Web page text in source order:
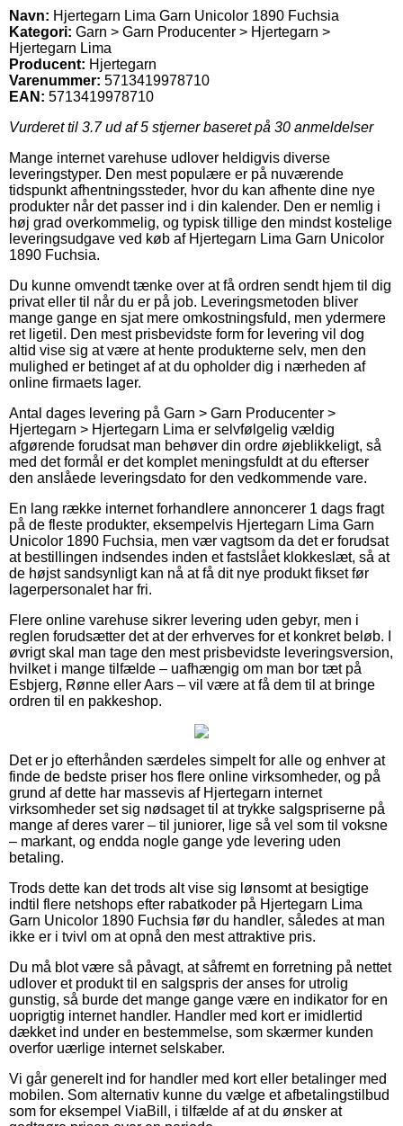
Navn: Hjertegarn Lima Garn Unicolor 1890 Fuchsia
Kategori: Garn > Garn Producenter > Hjertegarn >
Hjertegarn Lima
Producent: Hjertegarn
Varenummer: 5713419978710
EAN: 5713419978710
Vurderet til 3.7ud af 5 stjerner baseret på 30 anmeldelser
Mange internet varehuse udlover heldigvis diverse
leveringstyper. Den mest populære er på nuværende
tidspunkt afhentningssteder, hvor du kan afhente dine nye
produkter når det passer ind i din kalender. Den er nemlig i
høj grad overkommelig, og typisk tillige den mindst kostelige
leveringsudgave ved køb af Hjertegarn Lima Garn Unicolor
1890 Fuchsia.
Du kunne omvendt tænke over at få ordren sendt hjem til dig
privat eller til når du er på job. Leveringsmetoden bliver
mange gange en sjat mere omkostningsfuld, men ydermere
ret ligetil. Den mest prisbevidste form for levering vil dog
altid vise sig at være at hente produkterne selv, men den
mulighed er betinget af at du opholder dig i nærheden af
online firmaets lager.
Antal dages levering på Garn > Garn Producenter >
Hjertegarn > Hjertegarn Lima er selvfølgelig vældig
afgørende forudsat man behøver din ordre øjeblikkeligt, så
med det formål er det komplet meningsfuldt at du efterser
den anslåede leveringsdato for den vedkommende vare.
En lang række internet forhandlere annoncerer 1 dags fragt
på de fleste produkter, eksempelvis Hjertegarn Lima Garn
Unicolor 1890 Fuchsia, men vær vagtsom da det er forudsat
at bestillingen indsendes inden et fastslået klokkeslæt, så at
de højst sandsynligt kan nå at få dit nye produkt fikset før
lagerpersonalet har fri.
Flere online varehuse sikrer levering uden gebyr, men i
reglen forudsætter det at der erhverves for et konkret beløb. I
øvrigt skal man tage den mest prisbevidste leveringsversion,
hvilket i mange tilfælde – uafhængig om man bor tæt på
Esbjerg, Rønne eller Aars – vil være at få dem til at bringe
ordren til en pakkeshop.
Det er jo efterhånden særdeles simpelt for alle og enhver at
finde de bedste priser hos flere online virksomheder, og på
grund af dette har massevis af Hjertegarn internet
virksomheder set sig nødsaget til at trykke salgspriserne på
mange af deres varer – til juniorer, lige så vel som til voksne
– markant, og endda nogle gange yde levering uden
betaling.
Trods dette kan det trods alt vise sig lønsomt at besigtige
indtil flere netshops efter rabatkoder på Hjertegarn Lima
Garn Unicolor 1890 Fuchsia før du handler, således at man
ikke er i tvivl om at opnå den mest attraktive pris.
Du må blot være så påvagt, at såfremt en forretning på nettet
udlover et produkt til en salgspris der anses for utrolig
gunstig, så burde det mange gange være en indikator for en
uoprigtig internet handler. Handler med kort er imidlertid
dækket ind under en bestemmelse, som skærmer kunden
overfor uærlige internet selskaber.
Vi går generelt ind for handler med kort eller betalinger med
mobilen. Som alternativ kunne du vælge et afbetalingstilbud
som for eksempel ViaBill, i tilfælde af at du ønsker at